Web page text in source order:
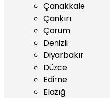
Çanakkale
Çankırı
Çorum
Denizli
Diyarbakır
Düzce
Edirne
Elazığ